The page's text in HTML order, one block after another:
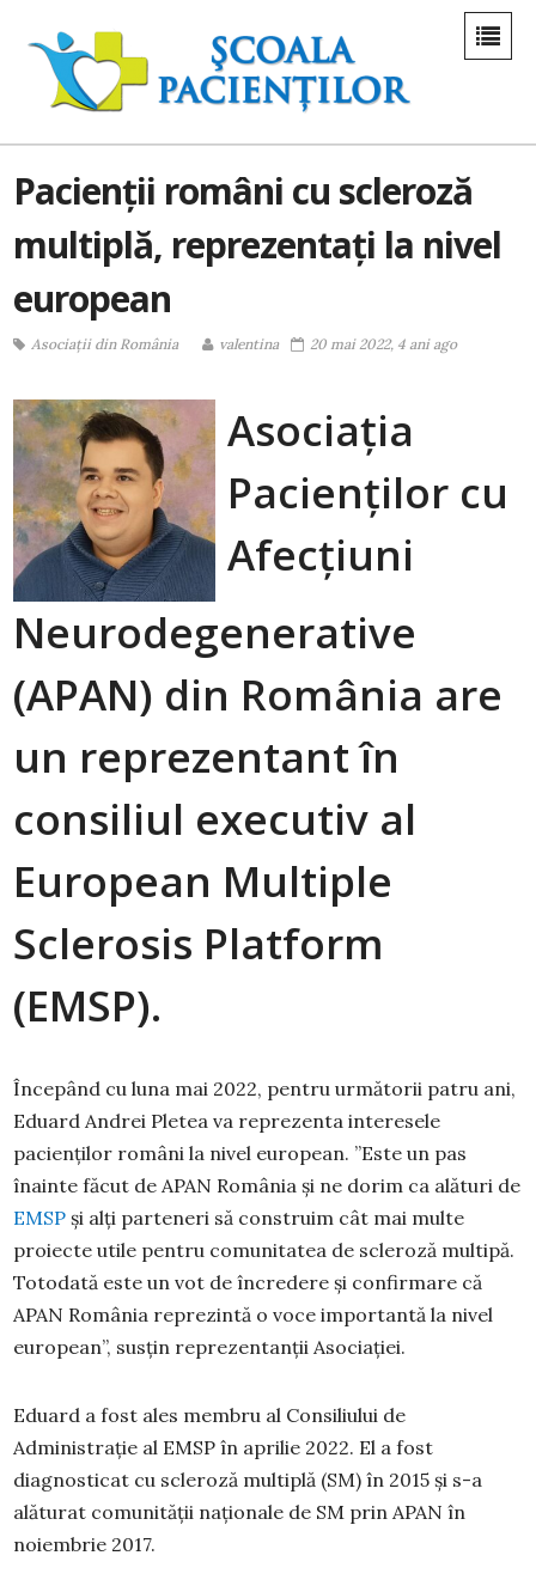
Pacienții români cu scleroză
multiplă, reprezentați la nivel
european
Asociații din România valentina 20 mai 2022, 4 ani ago
Asociația
Pacienților cu
Afecțiuni
Neurodegenerative
(APAN) din România are
un reprezentant în
consiliul executiv al
European Multiple
Sclerosis Platform
(EMSP).
Începând cu luna mai 2022, pentru următorii patru ani,
Eduard Andrei Pletea va reprezenta interesele
pacienților români la nivel european. ”Este un pas
înainte făcut de APAN România și ne dorim ca alături de
EMSP și alți parteneri să construim cât mai multe
proiecte utile pentru comunitatea de scleroză multipă.
Totodată este un vot de încredere și confirmare că
APAN România reprezintă o voce importantă la nivel
european”, susțin reprezentanții Asociației.
Eduard a fost ales membru al Consiliului de
Administrație al EMSP în aprilie 2022. El a fost
diagnosticat cu scleroză multiplă (SM) în 2015 și s-a
alăturat comunității naționale de SM prin APAN în
noiembrie 2017.